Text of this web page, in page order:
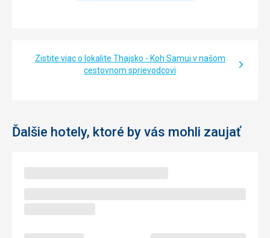
Zistite viac o lokalite Thajsko - Koh Samui v našom
cestovnom sprievodcovi
Ďalšie hotely, ktoré by vás mohli zaujať